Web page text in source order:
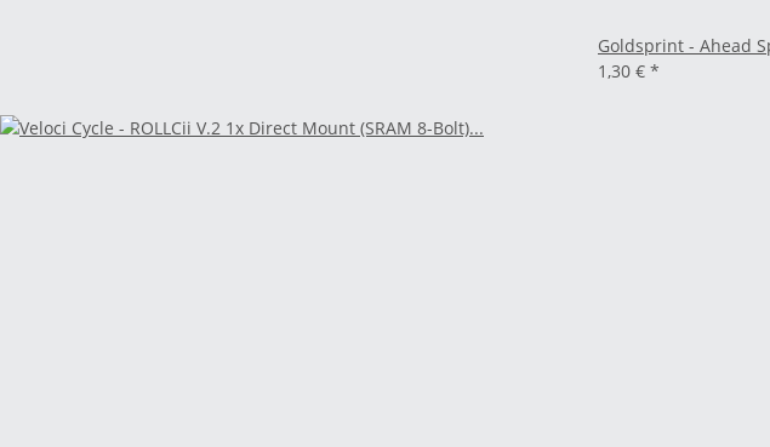
Goldsprint - Ahead
1,30 € *